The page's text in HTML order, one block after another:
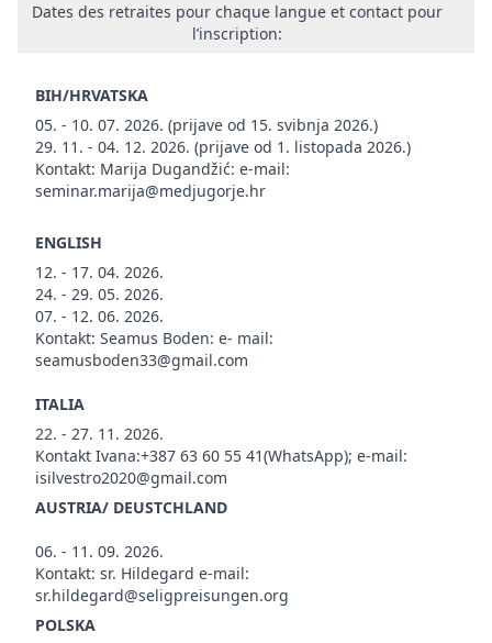
Dates des retraites pour chaque langue et contact pour
l’inscription:
BIH/HRVATSKA
05. - 10. 07. 2026. (prijave od 15. svibnja 2026.)
29. 11. - 04. 12. 2026. (prijave od 1. listopada 2026.)
Kontakt: Marija Dugandžić: e-mail:
seminar.marija@medjugorje.hr
ENGLISH
12. - 17. 04. 2026.
24. - 29. 05. 2026.
07. - 12. 06. 2026.
Kontakt: Seamus Boden: e- mail:
seamusboden33@gmail.com
ITALIA
22. - 27. 11. 2026.
Kontakt Ivana:+387 63 60 55 41(WhatsApp); e-mail:
isilvestro2020@gmail.com
AUSTRIA/ DEUSTCHLAND
06. - 11. 09. 2026.
Kontakt: sr. Hildegard e-mail:
sr.hildegard@seligpreisungen.org
POLSKA